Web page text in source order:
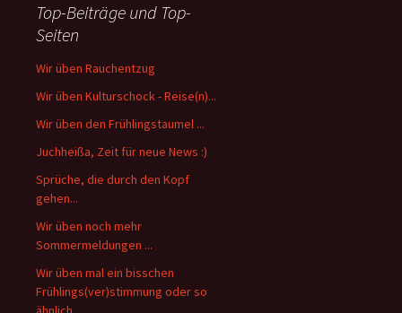
Top-Beiträge und Top-
Seiten
Wir üben Rauchentzug
Wir üben Kulturschock - Reise(n)...
Wir üben den Frühlingstaumel ...
Juchheißa, Zeit für neue News :)
Sprüche, die durch den Kopf
gehen...
Wir üben noch mehr
Sommermeldungen ...
Wir üben mal ein bisschen
Frühlings(ver)stimmung oder so